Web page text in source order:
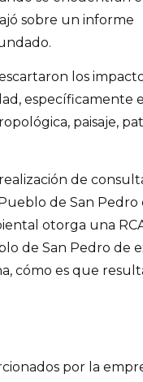
sobre un informe
los
específicamente
paisaje,
de
de San Pedro
otorga una
de San Pedro de
cómo es que
por la